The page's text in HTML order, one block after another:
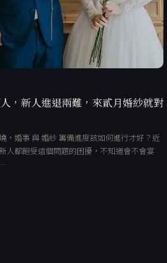
，新人進退兩難，來貳月婚紗就對
，婚事 與 婚紗 籌備進度該如何進行才好？近
人都飽受這個問題的困擾，不知道會不會宴